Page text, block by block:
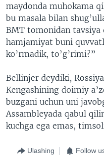
maydonda muhokama
bu masala bilan
BMT tomonidan tavsiya
hamjamiyat buni
ko’rmadik, to’g’rimi?”
Bellinjer deydiki,
Kengashining doimiy
buzgani uchun uni
Assambleyada qabul
kuchga ega emas,
Ulashing Follow